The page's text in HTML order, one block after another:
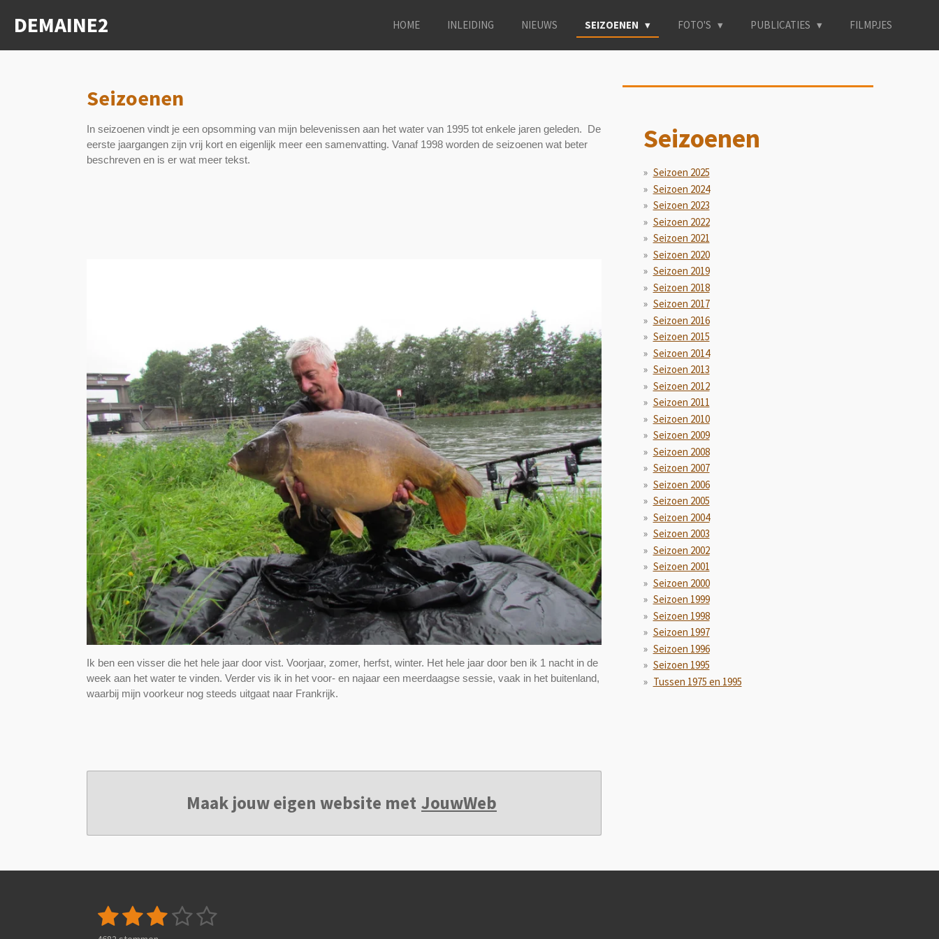
direct
DEMAINE2 HOME INLEIDING NIEUWS SEIZOENEN FOTO'S PUBLICATIES FILMPJES
Seizoenen
In seizoenen vindt je een opsomming van mijn belevenissen aan het water van 1995 tot enkele jaren geleden. De
eerste jaargangen zijn vrij kort en eigenlijk meer een samenvatting. Vanaf 1998 worden de seizoenen wat beter
beschreven en is er wat meer tekst.
Ik ben een visser die het hele jaar door vist. Voorjaar, zomer, herfst, winter. Het hele jaar door ben ik 1 nacht in de
week aan het water te vinden. Verder vis ik in het voor- en najaar een meerdaagse sessie, vaak in het buitenland,
waarbij mijn voorkeur nog steeds uitgaat naar Frankrijk.
Maak jouw eigen website met JouwWeb
Seizoenen
Seizoen 2025
Seizoen 2024
Seizoen 2023
Seizoen 2022
Seizoen 2021
Seizoen 2020
Seizoen 2019
Seizoen 2018
Seizoen 2017
Seizoen 2016
Seizoen 2015
Seizoen 2014
Seizoen 2013
Seizoen 2012
Seizoen 2011
Seizoen 2010
Seizoen 2009
Seizoen 2008
Seizoen 2007
Seizoen 2006
Seizoen 2005
Seizoen 2004
Seizoen 2003
Seizoen 2002
Seizoen 2001
Seizoen 2000
Seizoen 1999
Seizoen 1998
Seizoen 1997
Seizoen 1996
Seizoen 1995
Tussen 1975 en 1995
R
1 2 3 4 5
S